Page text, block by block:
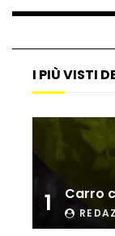
I PIÙ VISTI
1 Carro